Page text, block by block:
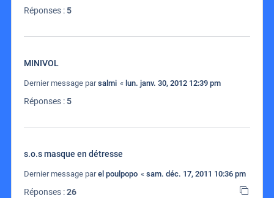
Réponses :5
MINIVOL
Dernier message parsalmi « lun. janv. 30, 2012 12:39 pm
Réponses :5
s.o.s masque en détresse
Dernier message parel poulpopo « sam. déc. 17, 2011 10:36 pm
Réponses :26